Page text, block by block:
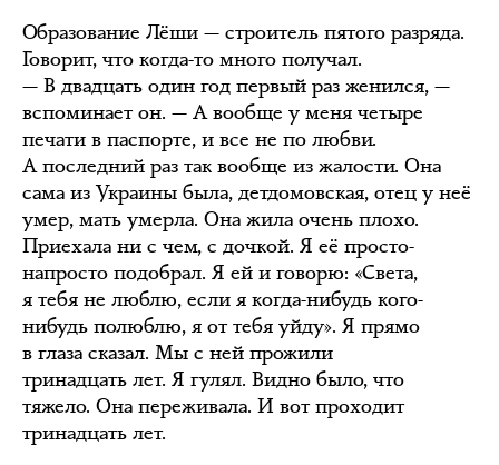
Образование Лёши — строитель пятого разряда.
Говорит, что когда-то много получал.
— В двадцать один год первый раз женился, —
вспоминает он. — А вообще у меня четыре
печати в паспорте, и все не по любви.
А последний раз так вообще из жалости. Она
сама из Украины была, детдомовская, отец у неё
умер, мать умерла. Она жила очень плохо.
Приехала ни с чем, с дочкой. Я её просто-
напросто подобрал. Я ей и говорю: «Света,
я тебя не люблю, если я когда-нибудь кого-
нибудь полюблю, я от тебя уйду». Я прямо
в глаза сказал. Мы с ней прожили
тринадцать лет. Я гулял. Видно было, что
тяжело. Она переживала. И вот проходит
тринадцать лет.